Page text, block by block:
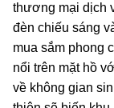
thương mại dịch
đèn chiếu sáng
mua sắm phong
nổi trên mặt hồ
về không gian